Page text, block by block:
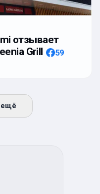
отзывает
Grill
59
ещё